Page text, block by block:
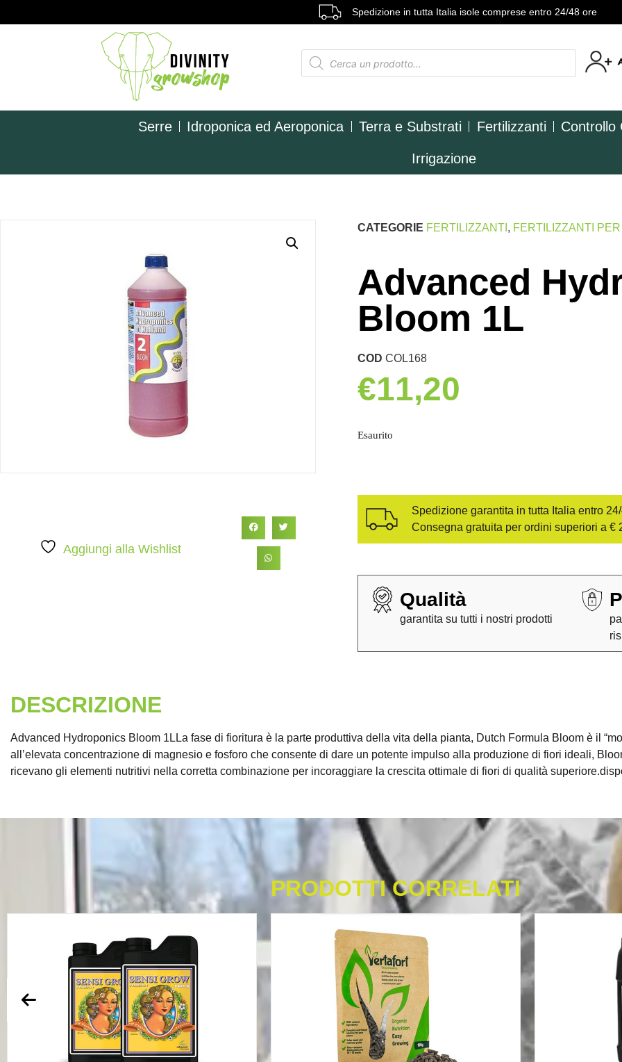
Spedizione in tutta Italia isole comprese entro 24/48 ore
Serre Idroponica ed Aeroponica Terra e Substrati Fertilizzanti Controllo
Irrigazione
Aggiungi alla Wishlist
CATEGORIE FERTILIZZANTI , FERTILIZZANTI
Advanced
Bloom 1L
CODCOL168
€11,20
Esaurito
Spedizione garantita in tutta Italia entro
Consegna gratuita per ordini superiori a €
Qualità
garantita su tutti i nostri prodotti
DESCRIZIONE
Advanced Hydroponics Bloom 1LLa fase di fioritura è la parte produttiva della vita della pianta, Dutch Formula Bloom è il
all’elevata concentrazione di magnesio e fosforo che consente di dare un potente impulso alla produzione di fiori ideali,
ricevano gli elementi nutritivi nella corretta combinazione per incoraggiare la crescita ottimale di fiori di qualità
PRODOTTI CORRELATI